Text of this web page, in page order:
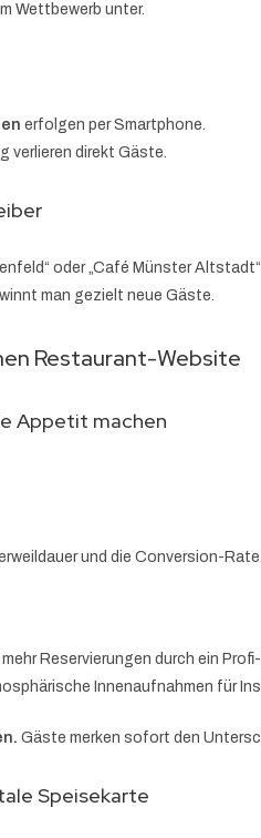
Wettbewerb unter.
erfolgen per Smartphone.
verlieren direkt Gäste.
oder „Café Münster
man gezielt neue Gäste.
Restaurant-Website
Appetit machen
und die Conversion-Rate.
Reservierungen durch ein
Innenaufnahmen für
Gäste merken sofort den
Speisekarte